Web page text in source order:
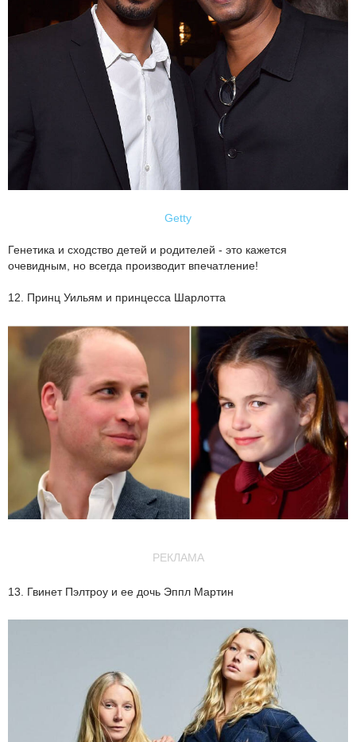
Getty
Генетика и сходство детей и родителей - это кажется
очевидным, но всегда производит впечатление!
12. Принц Уильям и принцесса Шарлотта
РЕКЛАМА
13. Гвинет Пэлтроу и ее дочь Эппл Мартин